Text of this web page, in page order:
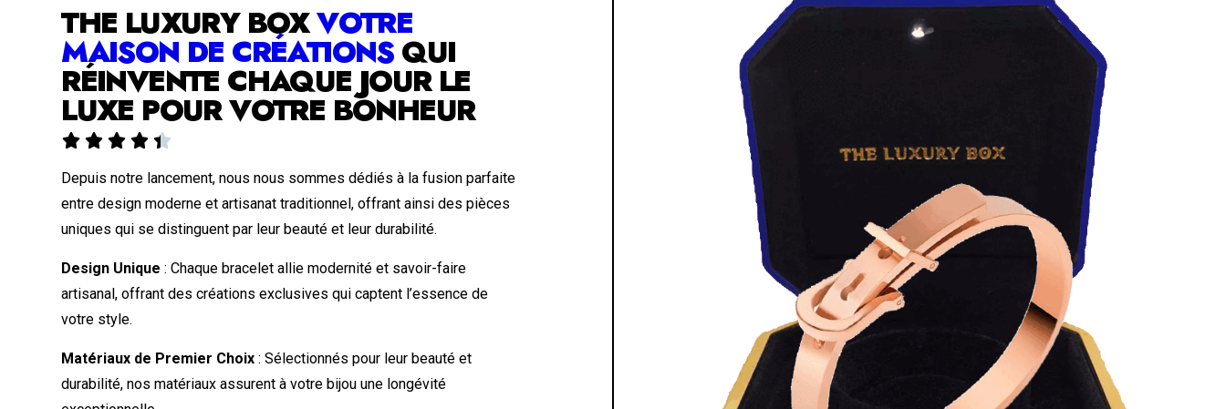
THE LUXURY BOXVOTRE
MAISON DE CRÉATIONSQUI
RÉINVENTE CHAQUE JOUR LE
LUXE POUR VOTRE BONHEUR
    
Depuis notre lancement, nous nous sommes dédiés à la fusion parfaite
entre design moderne et artisanat traditionnel, offrant ainsi des pièces
uniques qui se distinguent par leur beauté et leur durabilité.
Design Unique : Chaque bracelet allie modernité et savoir-faire
artisanal, offrant des créations exclusives qui captent l’essence de
votre style.
Matériaux de Premier Choix : Sélectionnés pour leur beauté et
durabilité, nos matériaux assurent à votre bijou une longévité